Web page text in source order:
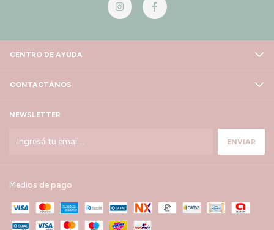
CENTRO DE AYUDA
CONTACTÁNOS
NEWSLETTER
Medios de pago